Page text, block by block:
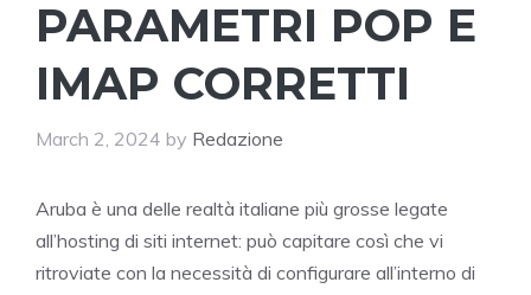
PARAMETRI POP E
IMAP CORRETTI
March 2, 2024 by Redazione
Aruba è una delle realtà italiane più grosse legate
all’hosting di siti internet: può capitare così che vi
ritroviate con la necessità di configurare all’interno di